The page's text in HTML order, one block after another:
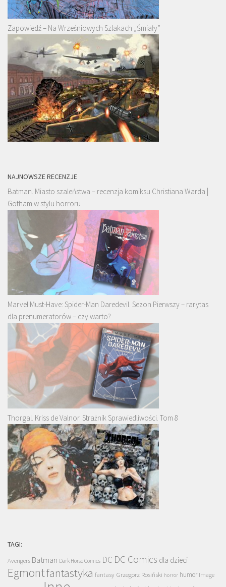
Zapowiedź – Na Wrześniowych Szlakach „Śmiały”
NAJNOWSZE RECENZJE
Batman. Miasto szaleństwa – recenzja komiksu Christiana Warda |
Gotham w stylu horroru
Marvel Must-Have: Spider-Man Daredevil. Sezon Pierwszy – rarytas
dla prenumeratorów – czy warto?
Thorgal. Kriss de Valnor. Strażnik Sprawiedliwości. Tom 8
TAGI:
Avengers Batman Dark Horse Comics DC DC Comics dla dzieci
Egmontfantastyka fantasy Grzegorz Rosiński horror humor Image